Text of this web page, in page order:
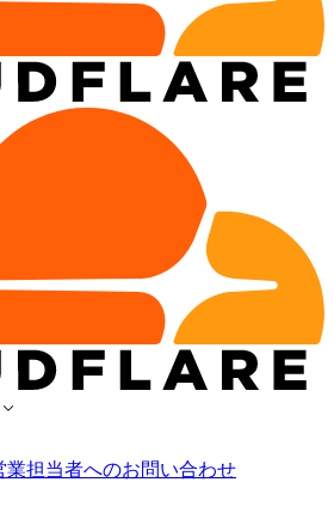
業担当者へのお問い合わせ